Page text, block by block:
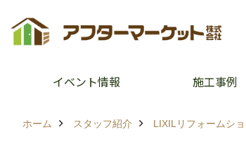
イベント情報 施工事例
ホーム スタッフ紹介 LIXILリフォームシ